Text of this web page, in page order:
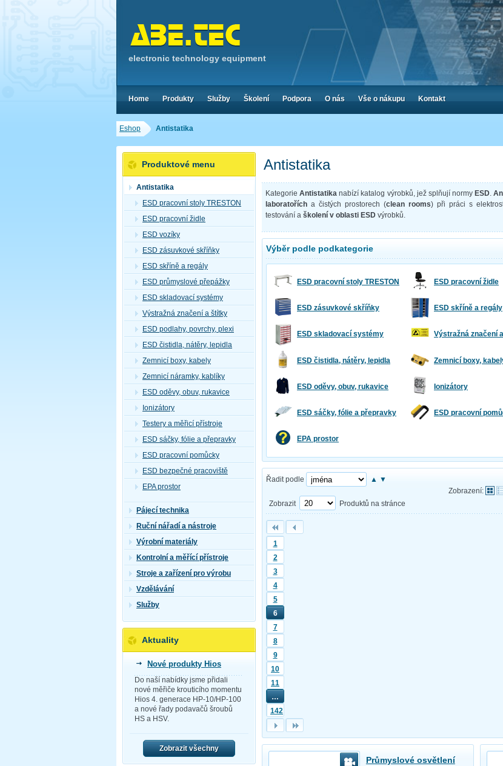
Eshop Antistatika
Antistatika
KategorieAntistatika nabízí katalog výrobků, jež splňují normy ESD .
laboratořích a čistých prostorech (clean rooms) při práci s
testování a školení v oblasti ESD výrobků.
Výběr podle podkategorie
ESD pracovní stoly TRESTON ESD pracovní židle
ESD zásuvkové skříňky ESD skříně a regály
ESD skladovací systémy Výstražná značení
ESD čistidla, nátěry, lepidla Zemnicí boxy,
ESD oděvy, obuv, rukavice Ionizátory
ESD sáčky, fólie a přepravky ESD pracovní
EPA prostor
Řadit podle ▲ ▼
Zobrazení:
Zobrazit
Produktů na stránce
1
2
3
4
5
6
7
8
9
10
11
…
142
Průmyslové osvětlení
Produktové menu
Antistatika
ESD pracovní stoly TRESTON
ESD pracovní židle
ESD vozíky
ESD zásuvkové skříňky
ESD skříně a regály
ESD průmyslové přepážky
ESD skladovací systémy
Výstražná značení a štítky
ESD podlahy, povrchy, plexi
ESD čistidla, nátěry, lepidla
Zemnicí boxy, kabely
Zemnicí náramky, kablíky
ESD oděvy, obuv, rukavice
Ionizátory
Testery a měřicí přístroje
ESD sáčky, fólie a přepravky
ESD pracovní pomůcky
ESD bezpečné pracoviště
EPA prostor
Pájecí technika
Ruční nářadí a nástroje
Výrobní materiály
Kontrolní a měřící přístroje
Stroje a zařízení pro výrobu
Vzdělávání
Služby
Aktuality
Nové produkty Hios
Do naší nabídky jsme přidali
nové měřiče krouticího momentu
Hios 4. generace HP-10/HP-100
a nové řady podavačů šroubů
HS a HSV.
Zobrazit všechny
electronic technology equipment
Home Produkty Služby Školení Podpora O nás Vše o nákupu Kontakt